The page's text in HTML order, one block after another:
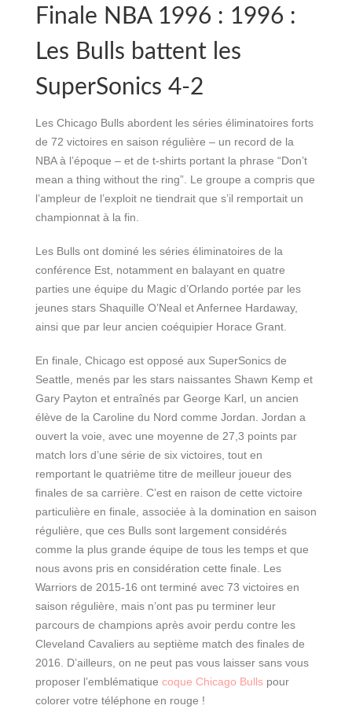
Finale NBA 1996 : 1996 :
Les Bulls battent les
SuperSonics 4-2
Les Chicago Bulls abordent les séries éliminatoires forts
de 72 victoires en saison régulière – un record de la
NBA à l’époque – et de t-shirts portant la phrase “Don’t
mean a thing without the ring”. Le groupe a compris que
l’ampleur de l’exploit ne tiendrait que s’il remportait un
championnat à la fin.
Les Bulls ont dominé les séries éliminatoires de la
conférence Est, notamment en balayant en quatre
parties une équipe du Magic d’Orlando portée par les
jeunes stars Shaquille O’Neal et Anfernee Hardaway,
ainsi que par leur ancien coéquipier Horace Grant.
En finale, Chicago est opposé aux SuperSonics de
Seattle, menés par les stars naissantes Shawn Kemp et
Gary Payton et entraînés par George Karl, un ancien
élève de la Caroline du Nord comme Jordan. Jordan a
ouvert la voie, avec une moyenne de 27,3 points par
match lors d’une série de six victoires, tout en
remportant le quatrième titre de meilleur joueur des
finales de sa carrière. C’est en raison de cette victoire
particulière en finale, associée à la domination en saison
régulière, que ces Bulls sont largement considérés
comme la plus grande équipe de tous les temps et que
nous avons pris en considération cette finale. Les
Warriors de 2015-16 ont terminé avec 73 victoires en
saison régulière, mais n’ont pas pu terminer leur
parcours de champions après avoir perdu contre les
Cleveland Cavaliers au septième match des finales de
2016. D’ailleurs, on ne peut pas vous laisser sans vous
proposer l’emblématique coque Chicago Bullspour
colorer votre téléphone en rouge !